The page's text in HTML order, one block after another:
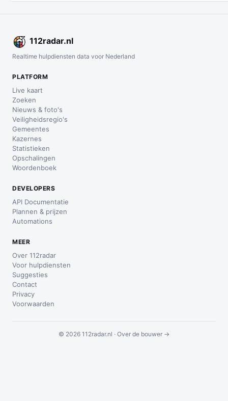
112radar.nl
Realtime hulpdiensten data voor Nederland
PLATFORM
Live kaart
Zoeken
Nieuws & foto's
Veiligheidsregio's
Gemeentes
Kazernes
Statistieken
Opschalingen
Woordenboek
DEVELOPERS
API Documentatie
Plannen & prijzen
Automations
MEER
Over 112radar
Voor hulpdiensten
Suggesties
Contact
Privacy
Voorwaarden
© 2026 112radar.nl · Over de bouwer →